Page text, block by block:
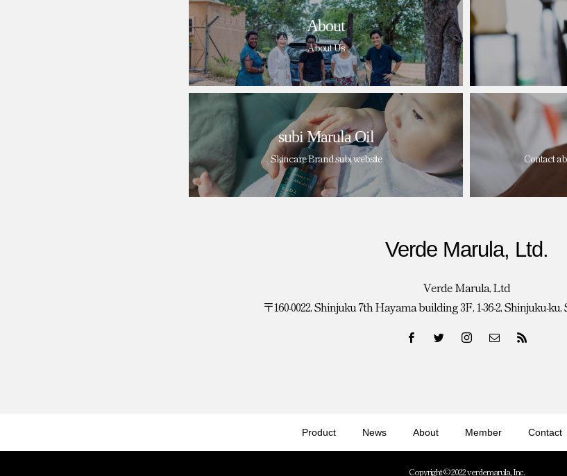
About
About Us
subi Marula Oil
Skincare Brand subi website Contact
Verde Marula, Ltd.
Verde Marula, Ltd
〒160-0022, Shinjuku 7th Hayama building 3F, 1-36-2, Shinjuku-
Product News About Member Contact
Copyright © 2022 verdemarula, Inc.